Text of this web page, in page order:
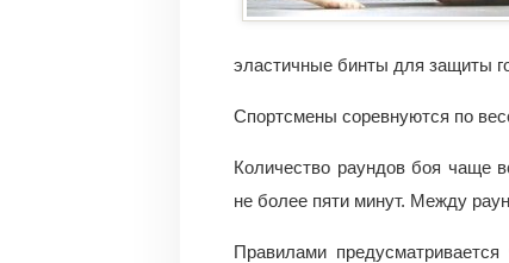
эластичные бинты для защиты
Спортсмены соревнуются по
Количество раундов боя чаще
не более пяти минут. Между
Правилами